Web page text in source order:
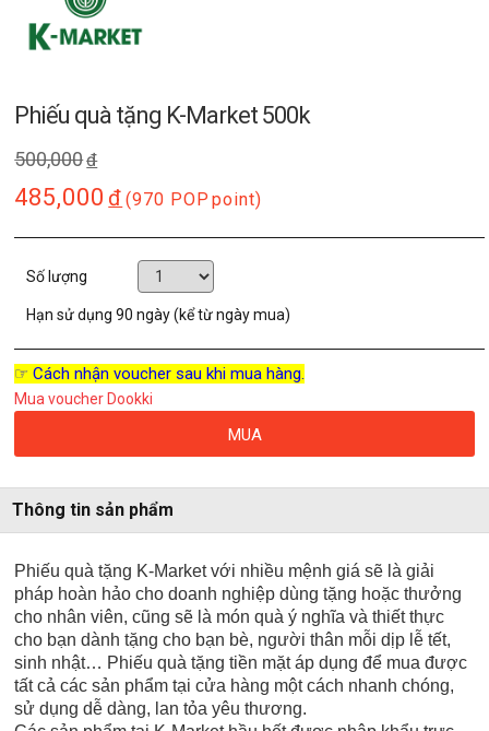
Phiếu quà tặng K-Market 500k
500,000đ
485,000 đ (970 POP point)
Số lượng
Hạn sử dụng90 ngày (kể từ ngày mua)
☞ Cách nhận voucher sau khi mua hàng.
Mua voucher Dookki
MUA
Thông tin sản phẩm
Phiếu quà tặng K-Market với nhiều mệnh giá sẽ là giải
pháp hoàn hảo cho doanh nghiệp dùng tặng hoặc thưởng
cho nhân viên, cũng sẽ là món quà ý nghĩa và thiết thực
cho bạn dành tặng cho bạn bè, người thân mỗi dịp lễ tết,
sinh nhật… Phiếu quà tặng tiền mặt áp dụng để mua được
tất cả các sản phẩm tại cửa hàng một cách nhanh chóng,
sử dụng dễ dàng, lan tỏa yêu thương.